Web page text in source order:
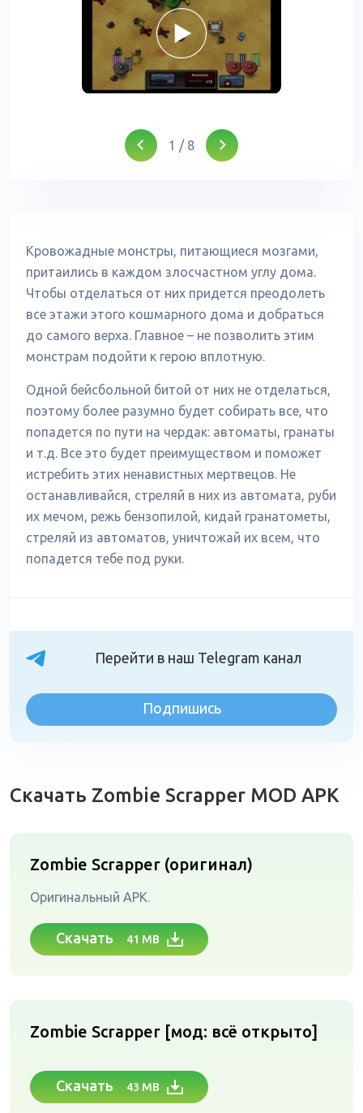
1 / 8
Кровожадные монстры, питающиеся мозгами,
притаились в каждом злосчастном углу дома.
Чтобы отделаться от них придется преодолеть
все этажи этого кошмарного дома и добраться
до самого верха. Главное – не позволить этим
монстрам подойти к герою вплотную.
Одной бейсбольной битой от них не отделаться,
поэтому более разумно будет собирать все, что
попадется по пути на чердак: автоматы, гранаты
и т.д. Все это будет преимуществом и поможет
истребить этих ненавистных мертвецов. Не
останавливайся, стреляй в них из автомата, руби
их мечом, режь бензопилой, кидай гранатометы,
стреляй из автоматов, уничтожай их всем, что
попадется тебе под руки.
Перейти в наш Telegram канал
Подпишись
Скачать Zombie Scrapper MOD APK
Zombie Scrapper (оригинал)
Оригинальный APK.
Скачать 41 MB
Zombie Scrapper [мод: всё открыто]
Скачать 43 MB